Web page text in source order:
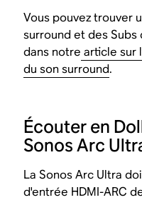
Vous pouvez trouver
surround et des
dans notre article sur
du son surround.
Écouter en
Sonos Arc
La Sonos Arc Ultra
d'entrée HDMI-ARC